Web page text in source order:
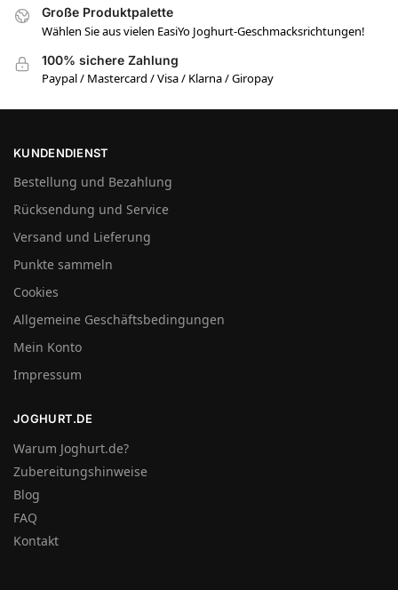
Große Produktpalette
Wählen Sie aus vielen EasiYo Joghurt-Geschmacksrichtungen!
100% sichere Zahlung
Paypal / Mastercard / Visa / Klarna / Giropay
KUNDENDIENST
Bestellung und Bezahlung
Rücksendung und Service
Versand und Lieferung
Punkte sammeln
Cookies
Allgemeine Geschäftsbedingungen
Mein Konto
Impressum
JOGHURT.DE
Warum Joghurt.de?
Zubereitungshinweise
Blog
FAQ
Kontakt